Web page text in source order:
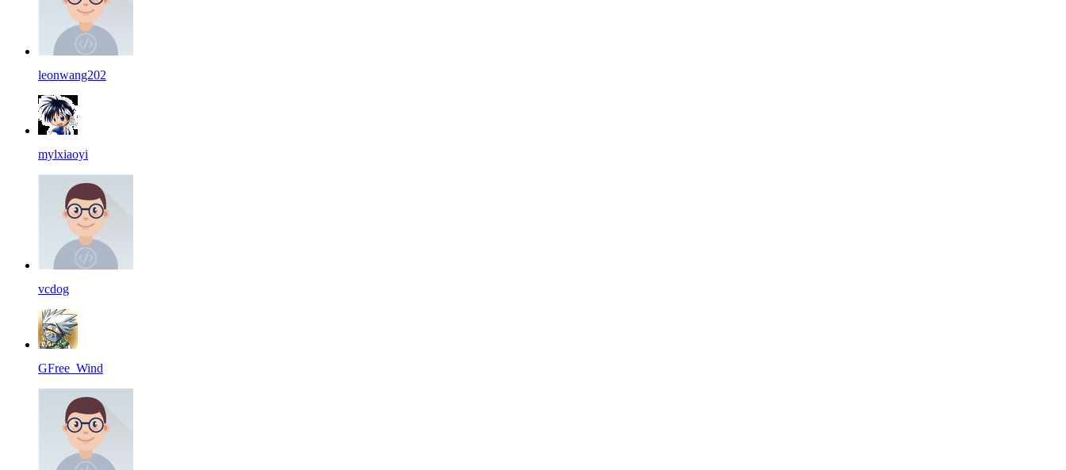
leonwang202
mylxiaoyi
vcdog
GFree_Wind